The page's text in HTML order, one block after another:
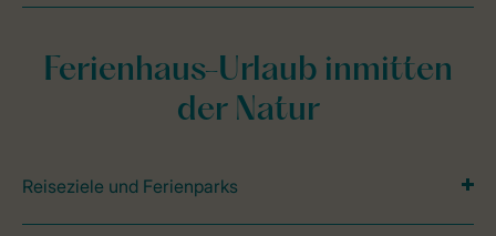
Ferienhaus-Urlaub inmitten
der Natur
Reiseziele und Ferienparks